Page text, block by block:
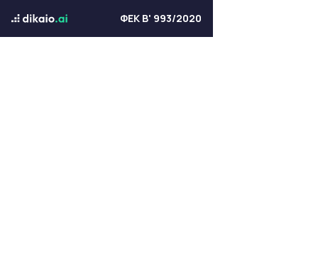
ΦΕΚ Β' 993/2020